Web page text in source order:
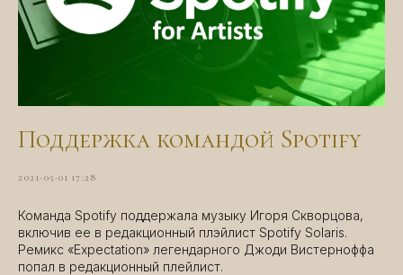
Поддержка командой Spotify
2021-05-01 17:28
Команда Spotify поддержала музыку Игоря Скворцова,
включив ее в редакционный плэйлист Spotify Solaris.
Ремикс «Expectation» легендарного Джоди Вистерноффа
попал в редакционный плейлист.